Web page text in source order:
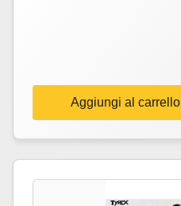
Aggiungi al carrello